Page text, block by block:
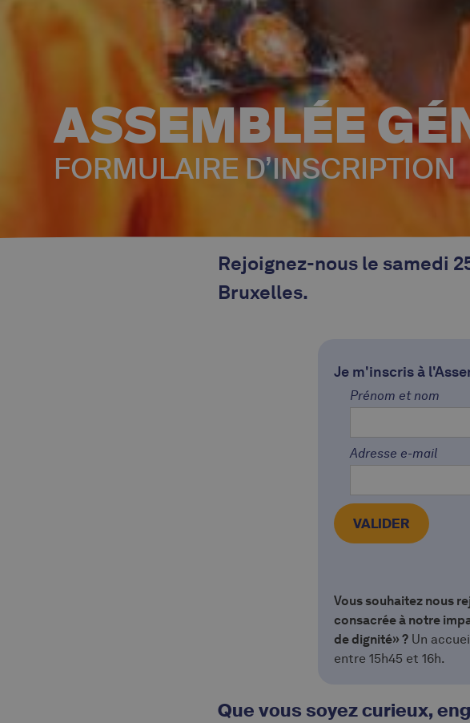
ASSEMBLÉE
FORMULAIRE D’INSCRIPTION
Rejoignez-nous le samedi
Bruxelles.
Je m'inscris à
Prénom et nom
Adresse e-mail
Vous souhaitez nous
consacrée à notre
de dignité » ? Un
entre 15h45 et 16h.
Que vous soyez curieux,